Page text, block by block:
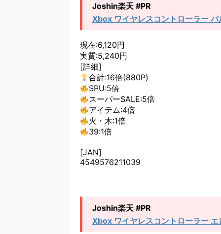
Joshin楽天 #PR
Xbox ワイヤレスコントローラー パ
現在:6,120円
実質:5,240円
[詳細]
合計:16倍(880P)
SPU:5倍
スーパーSALE:5倍
アイテム:4倍
火・木:1倍
39:1倍
[JAN]
4549576211039
Joshin楽天 #PR
Xbox ワイヤレスコントローラー エ